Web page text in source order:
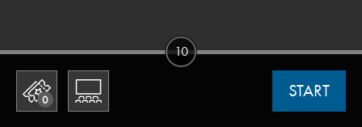
0 START
10